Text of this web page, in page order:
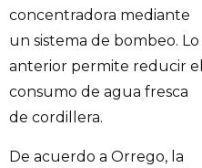
concentradora mediante
un sistema de bombeo. Lo
anterior permite reducir el
consumo de agua fresca
de cordillera.
De acuerdo a Orrego, la